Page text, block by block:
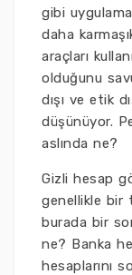
gibi
daha
araçları
olduğunu
dışı ve etik
düşünüyor.
aslında ne?
Gizli hesap
genellikle bir
burada bir
ne? Banka
hesaplarını